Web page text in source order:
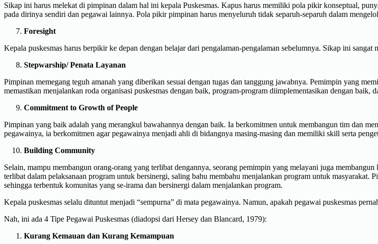
Sikap ini harus melekat di pimpinan dalam hal ini kepala Puskesmas. Kapus harus memiliki pola pikir konseptual,
pada dirinya sendiri dan pegawai lainnya. Pola pikir pimpinan harus menyeluruh tidak separuh-separuh dalam
Foresight
Kepala puskesmas harus berpikir ke depan dengan belajar dari pengalaman-pengalaman sebelumnya. Sikap ini
Stepwarship/ Penata Layanan
Pimpinan memegang teguh amanah yang diberikan sesuai dengan tugas dan tanggung jawabnya. Pemimpin yang
memastikan menjalankan roda organisasi puskesmas dengan baik, program-program diimplementasikan dengan baik,
Commitment to Growth of People
Pimpinan yang baik adalah yang merangkul bawahannya dengan baik. Ia berkomitmen untuk membangun tim dan
pegawainya, ia berkomitmen agar pegawainya menjadi ahli di bidangnya masing-masing dan memiliki skill serta
Building Community
Selain, mampu membangun orang-orang yang terlibat dengannya, seorang pemimpin yang melayani juga
terlibat dalam pelaksanaan program untuk bersinergi, saling bahu membahu menjalankan program untuk
sehingga terbentuk komunitas yang se-irama dan bersinergi dalam menjalankan program.
Kepala puskesmas selalu dituntut menjadi “sempurna” di mata pegawainya. Namun, apakah pegawai puskesmas
Nah, ini ada 4 Tipe Pegawai Puskesmas (diadopsi dari Hersey dan Blancard, 1979):
Kurang Kemauan dan Kurang Kemampuan